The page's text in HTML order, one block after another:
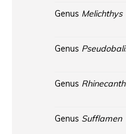
Genus Melichthys
Genus
Genus
Genus Sufflamen